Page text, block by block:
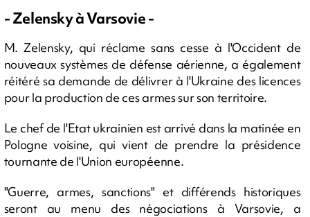
- Zelensky à Varsovie -
M. Zelensky, qui réclame sans cesse à l'Occident de
nouveaux systèmes de défense aérienne, a également
réitéré sa demande de délivrer à l'Ukraine des licences
pour la production de ces armes sur son territoire.
Le chef de l'Etat ukrainien est arrivé dans la matinée en
Pologne voisine, qui vient de prendre la présidence
tournante de l'Union européenne.
"Guerre, armes, sanctions" et différends historiques
seront au menu des négociations à Varsovie, a